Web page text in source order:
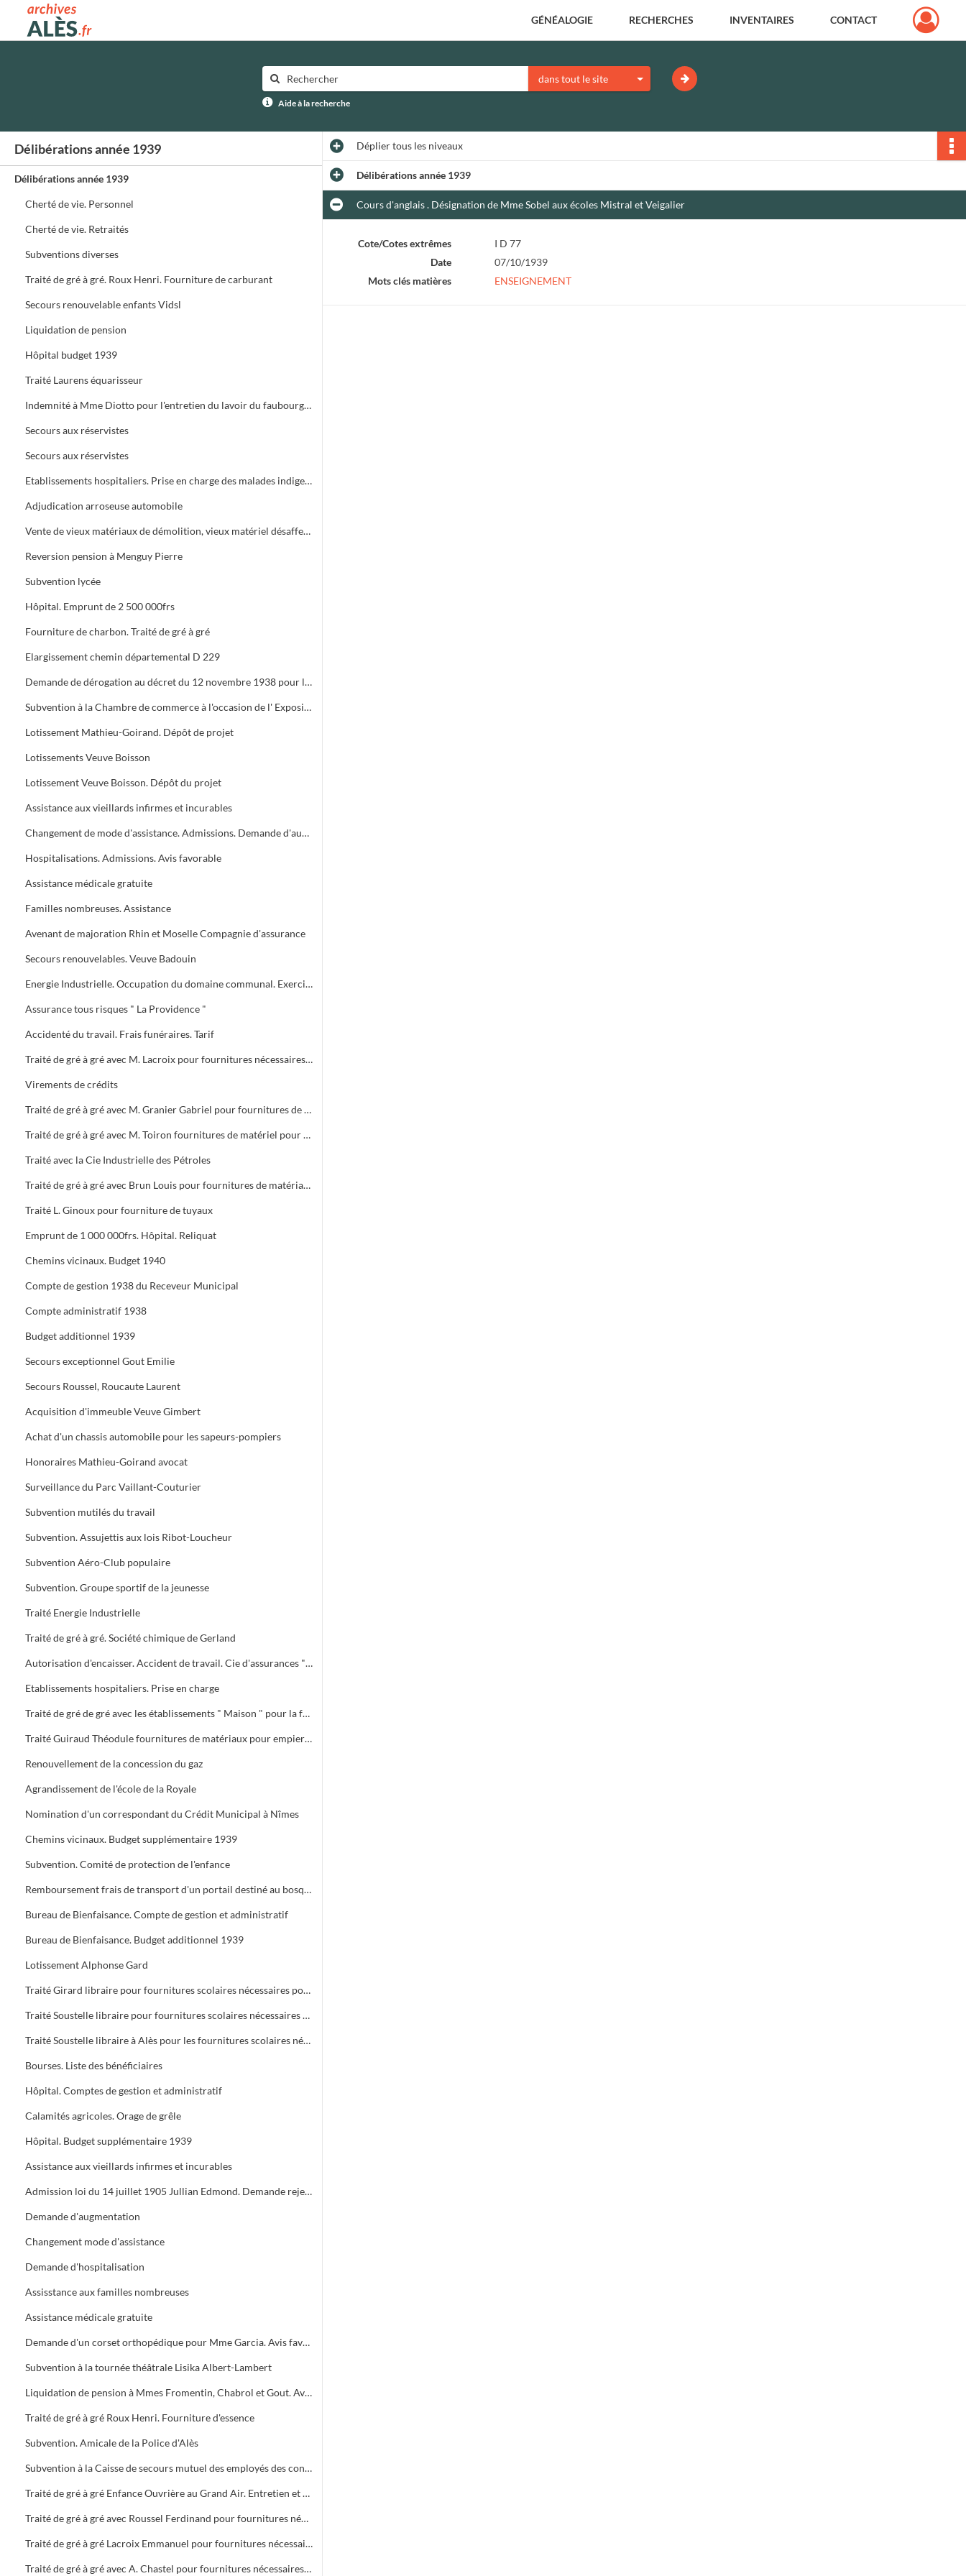
Archives municipales d'Alès GÉNÉALOGIE RECHERCHES INVENTAIRES CONTACT
dans tout le site
Aide à la recherche
Délibérations année 1939
Délibérations année 1939
Cherté de vie. Personnel
Cherté de vie. Retraités
Subventions diverses
Traité de gré à gré. Roux Henri. Fourniture de carburant
Secours renouvelable enfants Vidsl
Liquidation de pension
Hôpital budget 1939
Traité Laurens équarisseur
Indemnité à Mme Diotto pour l'entretien du lavoir du faubourg du Soleil
Secours aux réservistes
Secours aux réservistes
Etablissements hospitaliers. Prise en charge des malades indigents
Adjudication arroseuse automobile
Vente de vieux matériaux de démolition, vieux matériel désaffecté, fumier
Reversion pension à Menguy Pierre
Subvention lycée
Hôpital. Emprunt de 2 500 000frs
Fourniture de charbon. Traité de gré à gré
Elargissement chemin départemental D 229
Demande de dérogation au décret du 12 novembre 1938 pour la construction d'un foyer municipal
Subvention à la Chambre de commerce à l'occasion de l' Exposition du travail
Lotissement Mathieu-Goirand. Dépôt de projet
Lotissements Veuve Boisson
Lotissement Veuve Boisson. Dépôt du projet
Assistance aux vieillards infirmes et incurables
Changement de mode d'assistance. Admissions. Demande d'augmentation
Hospitalisations. Admissions. Avis favorable
Assistance médicale gratuite
Familles nombreuses. Assistance
Avenant de majoration Rhin et Moselle Compagnie d'assurance
Secours renouvelables. Veuve Badouin
Energie Industrielle. Occupation du domaine communal. Exercice 1938
Assurance tous risques " La Providence "
Accidenté du travail. Frais funéraires. Tarif
Traité de gré à gré avec M. Lacroix pour fournitures nécessaires au besoins de la cavalerie municipale
Virements de crédits
Traité de gré à gré avec M. Granier Gabriel pour fournitures de produits d'entretien
Traité de gré à gré avec M. Toiron fournitures de matériel pour la voirie
Traité avec la Cie Industrielle des Pétroles
Traité de gré à gré avec Brun Louis pour fournitures de matériaux de construction
Traité L. Ginoux pour fourniture de tuyaux
Emprunt de 1 000 000frs. Hôpital. Reliquat
Chemins vicinaux. Budget 1940
Compte de gestion 1938 du Receveur Municipal
Compte administratif 1938
Budget additionnel 1939
Secours exceptionnel Gout Emilie
Secours Roussel, Roucaute Laurent
Acquisition d'immeuble Veuve Gimbert
Achat d'un chassis automobile pour les sapeurs-pompiers
Honoraires Mathieu-Goirand avocat
Surveillance du Parc Vaillant-Couturier
Subvention mutilés du travail
Subvention. Assujettis aux lois Ribot-Loucheur
Subvention Aéro-Club populaire
Subvention. Groupe sportif de la jeunesse
Traité Energie Industrielle
Traité de gré à gré. Société chimique de Gerland
Autorisation d'encaisser. Accident de travail. Cie d'assurances " La Préservatrice " et " La Providence "
Etablissements hospitaliers. Prise en charge
Traité de gré de gré avec les établissements " Maison " pour la fourniture et la pose d'un portail en fer forgé au bosquet
Traité Guiraud Théodule fournitures de matériaux pour empierrements
Renouvellement de la concession du gaz
Agrandissement de l'école de la Royale
Nomination d'un correspondant du Crédit Municipal à Nîmes
Chemins vicinaux. Budget supplémentaire 1939
Subvention. Comité de protection de l'enfance
Remboursement frais de transport d'un portail destiné au bosquet
Bureau de Bienfaisance. Compte de gestion et administratif
Bureau de Bienfaisance. Budget additionnel 1939
Lotissement Alphonse Gard
Traité Girard libraire pour fournitures scolaires nécessaires pour l'année 1939
Traité Soustelle libraire pour fournitures scolaires nécessaires pour l'année 1939
Traité Soustelle libraire à Alès pour les fournitures scolaires nécessaires pour l'année 1939
Bourses. Liste des bénéficiaires
Hôpital. Comptes de gestion et administratif
Calamités agricoles. Orage de grêle
Hôpital. Budget supplémentaire 1939
Assistance aux vieillards infirmes et incurables
Admission loi du 14 juillet 1905 Jullian Edmond. Demande rejetée Valérie Ourcenza Vve fontserré
Demande d'augmentation
Changement mode d'assistance
Demande d'hospitalisation
Assisstance aux familles nombreuses
Assistance médicale gratuite
Demande d'un corset orthopédique pour Mme Garcia. Avis favorable
Subvention à la tournée théâtrale Lisika Albert-Lambert
Liquidation de pension à Mmes Fromentin, Chabrol et Gout. Avis favorable
Traité de gré à gré Roux Henri. Fourniture d'essence
Subvention. Amicale de la Police d'Alès
Subvention à la Caisse de secours mutuel des employés des contributions indirectes
Traité de gré à gré Enfance Ouvrière au Grand Air. Entretien et séjour de divers enfants au camps de Carnon et Masméjean
Traité de gré à gré avec Roussel Ferdinand pour fournitures nécessaires aux besoins de la cavalerie
Traité de gré à gré Lacroix Emmanuel pour fournitures nécessaires aux besoin de la cavalerie
Traité de gré à gré avec A. Chastel pour fournitures nécessaires aux besoins des services municipaux
Dépliertous les niveaux
Délibérations année 1939
Cours d'anglais . Désignation de Mme Sobel aux écoles Mistral et Veigalier
Cote/Cotes extrêmes
I D 77
Date
07/10/1939
Mots clés matières
ENSEIGNEMENT